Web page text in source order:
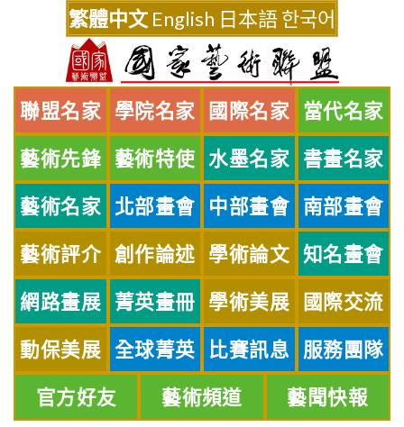
繁體中文 English 日本語한국어
聯盟名家 學院名家 國際名家 當代名家
藝術先鋒 藝術特使 水墨名家 書畫名家
藝術名家 北部畫會 中部畫會 南部畫會
藝術評介 創作論述 學術論文 知名畫會
網路畫展 菁英畫冊 學術美展 國際交流
動保美展 全球菁英 比賽訊息 服務團隊
官方好友 藝術頻道 藝聞快報